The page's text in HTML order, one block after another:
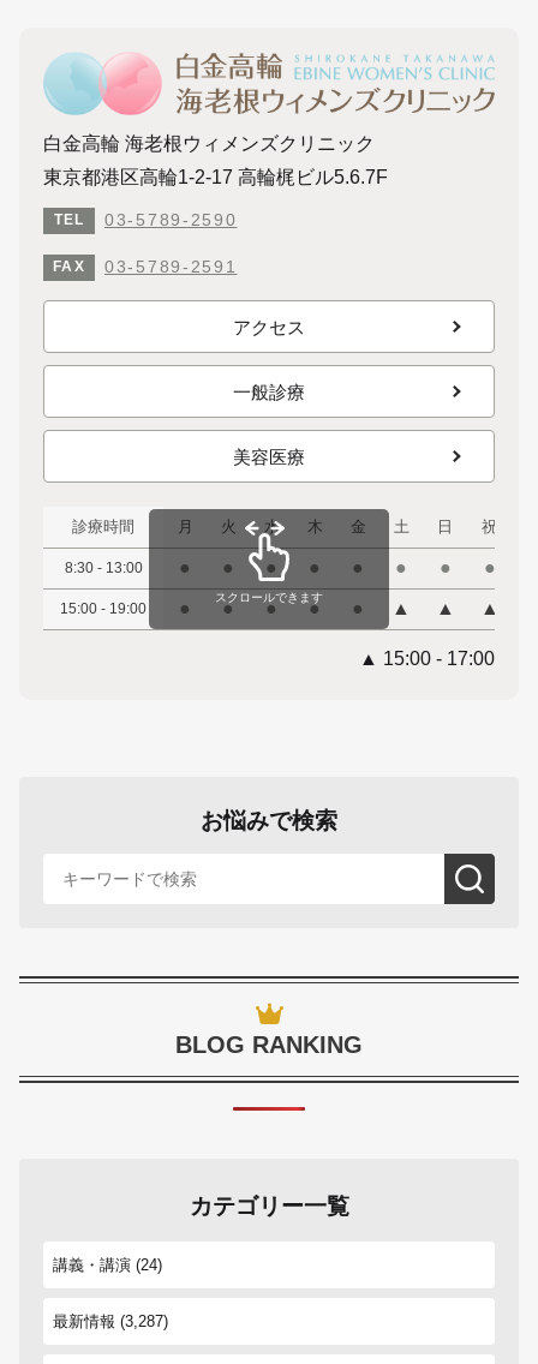
白金高輪 海老根ウィメンズクリニック
東京都港区高輪1-2-17 高輪梶ビル5.6.7F
TEL 03-5789-2590
FAX 03-5789-2591
アクセス
一般診療
美容医療
診療時間 月 火 水 木 金 土 日 祝
8:30 - 13:00 ● ● ● ● ● ● ● ●
15:00 - 19:00 ● ● ● ● ● ▲ ▲ ▲
スクロールできます
▲ 15:00 - 17:00
お悩みで検索
BLOG RANKING
カテゴリー一覧
講義・講演 (24)
最新情報 (3,287)